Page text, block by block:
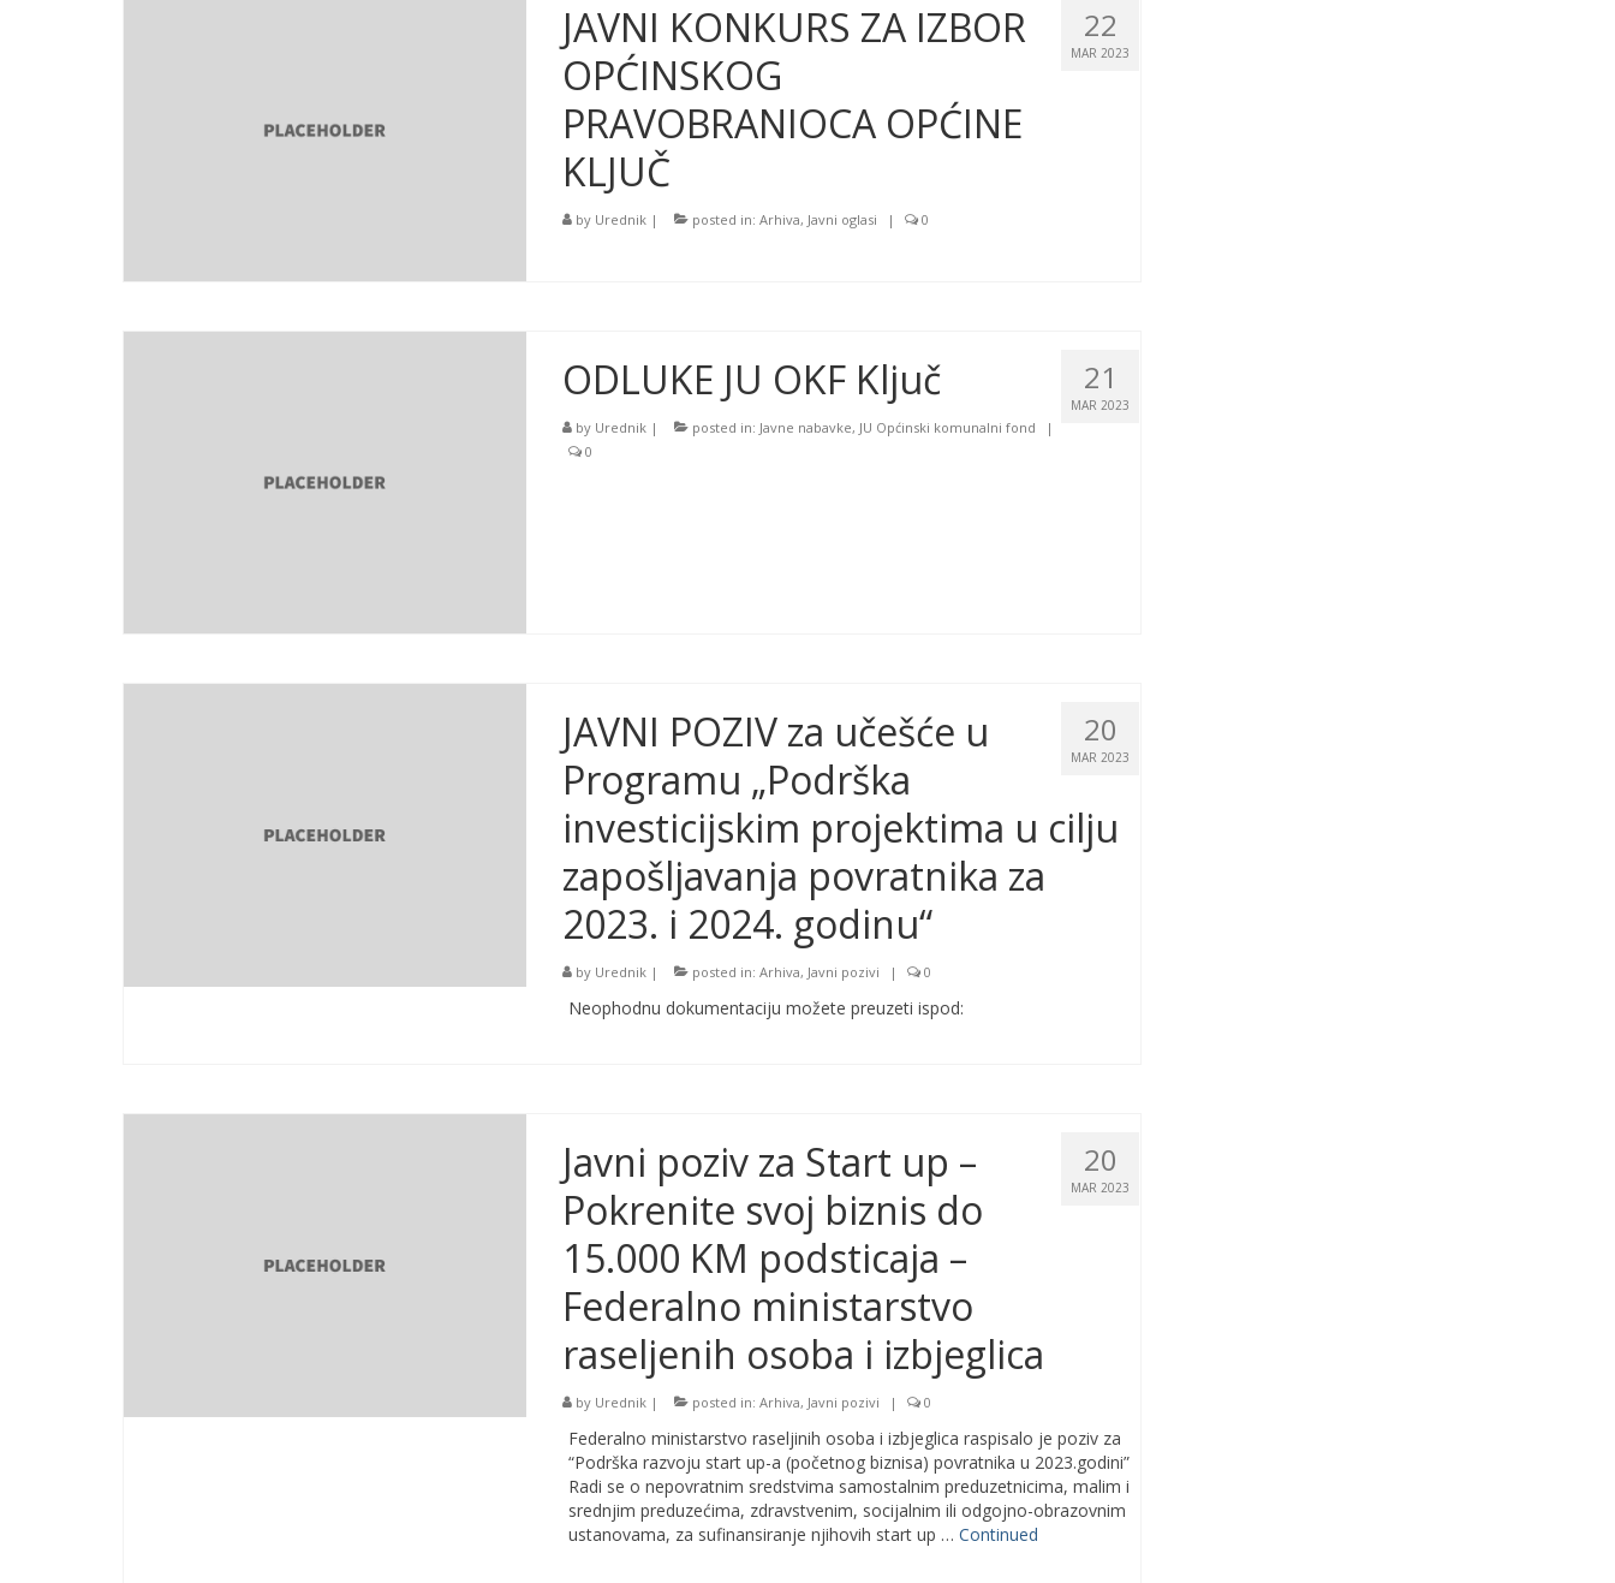
22
MAR 2023
JAVNI KONKURS ZA IZBOR
OPĆINSKOG
PRAVOBRANIOCA OPĆINE
KLJUČ
by Urednik| posted in: Arhiva, Javni oglasi | 0
21
MAR 2023
ODLUKE JU OKF Ključ
by Urednik| posted in: Javne nabavke, JU Općinski komunalni fond
|
0
20
MAR 2023
JAVNI POZIV za učešće u
Programu „Podrška
investicijskim projektima u cilju
zapošljavanja povratnika za
2023. i 2024. godinu“
by Urednik| posted in: Arhiva, Javni pozivi | 0
Neophodnu dokumentaciju možete preuzeti ispod:
20
MAR 2023
Javni poziv za Start up –
Pokrenite svoj biznis do
15.000 KM podsticaja –
Federalno ministarstvo
raseljenih osoba i izbjeglica
by Urednik| posted in: Arhiva, Javni pozivi | 0
Federalno ministarstvo raseljinih osoba i izbjeglica raspisalo je poziv za
“Podrška razvoju start up-a (početnog biznisa) povratnika u 2023.godini”
Radi se o nepovratnim sredstvima samostalnim preduzetnicima, malim i
srednjim preduzećima, zdravstvenim, socijalnim ili odgojno-obrazovnim
ustanovama, za sufinansiranje njihovih start up … Continued